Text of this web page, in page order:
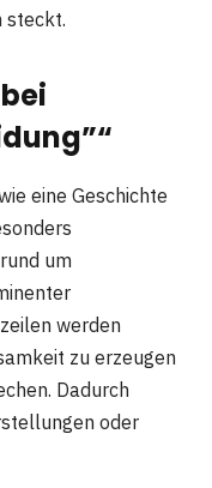
steckt.
eine Geschichte
um
werden
zu erzeugen
Dadurch
oder